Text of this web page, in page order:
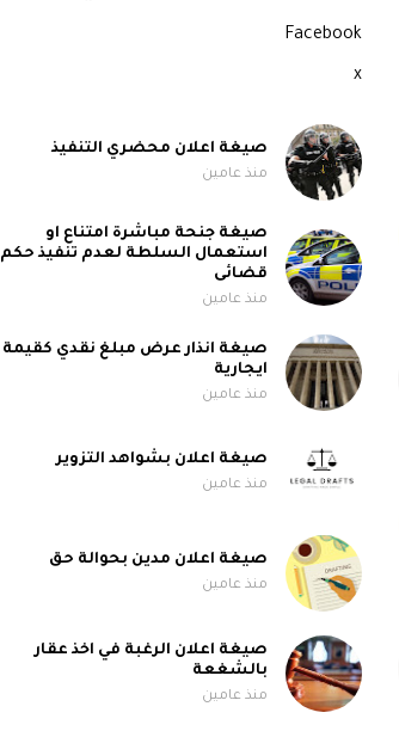
Facebook
x
صيغة اعلان محضري التنفيذ
منذ عامين
صيغة جنحة مباشرة امتناع او
استعمال السلطة لعدم تنفيذ حكم
قضائى
منذ عامين
صيغة انذار عرض مبلغ نقدي كقيمة
ايجارية
منذ عامين
صيغة اعلان بشواهد التزوير
منذ عامين
صيغة اعلان مدين بحوالة حق
منذ عامين
صيغة اعلان الرغبة في اخذ عقار
بالشغعة
منذ عامين